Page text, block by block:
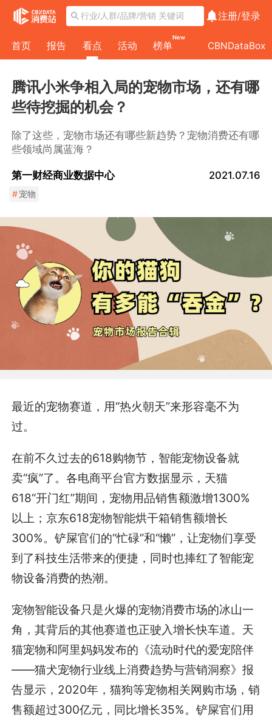
注册/登录
首页 报告 看点 活动 榜单
New
CBNDataBox
腾讯小米争相入局的宠物市场，还有哪
些待挖掘的机会？
除了这些，宠物市场还有哪些新趋势？宠物消费还有哪
些领域尚属蓝海？
第一财经商业数据中心 2021.07.16
#宠物
最近的宠物赛道，用“热火朝天”来形容毫不为
过。
在前不久过去的618购物节，智能宠物设备就
卖“疯”了。各电商平台官方数据显示，天猫
618“开门红”期间，宠物用品销售额激增1300%
以上；京东618宠物智能烘干箱销售额增长
300%。铲屎官们的“忙碌”和“懒”，让宠物们享受
到了科技生活带来的便捷，同时也捧红了智能宠
物设备消费的热潮。
宠物智能设备只是火爆的宠物消费市场的冰山一
角，其背后的其他赛道也正驶入增长快车道。天
猫宠物和阿里妈妈发布的《流动时代的爱宠陪伴
——猫犬宠物行业线上消费趋势与营销洞察》报
告显示，2020年，猫狗等宠物相关网购市场，销
售额超过300亿元，同比增长35%。铲屎官们用